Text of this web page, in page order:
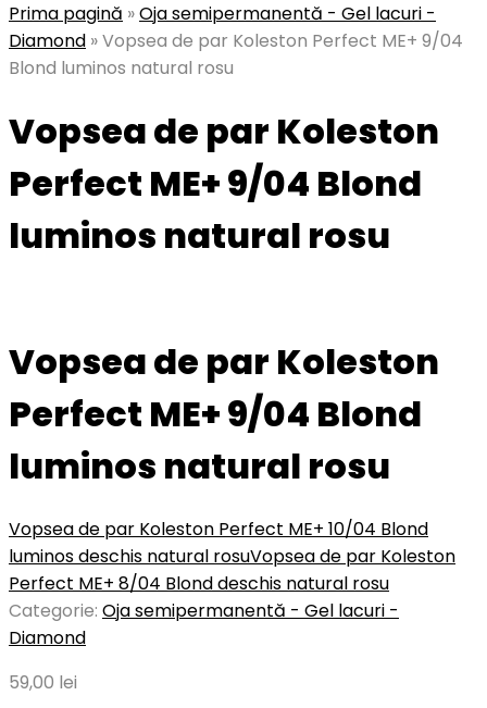
Prima pagină »Oja semipermanentă - Gel lacuri -
Diamond »Vopsea de par Koleston Perfect ME+ 9/04
Blond luminos natural rosu
Vopsea de par Koleston
Perfect ME+ 9/04 Blond
luminos natural rosu
Vopsea de par Koleston
Perfect ME+ 9/04 Blond
luminos natural rosu
Vopsea de par Koleston Perfect ME+ 10/04 Blond
luminos deschis natural rosuVopsea de par Koleston
Perfect ME+ 8/04 Blond deschis natural rosu
Categorie: Oja semipermanentă - Gel lacuri -
Diamond
59,00 lei